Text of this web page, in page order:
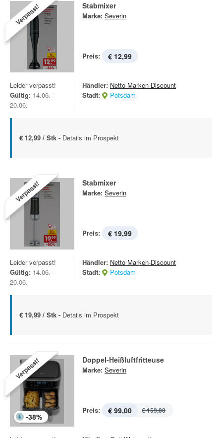
Verpasst! Stabmixer
Marke: Severin
Preis: € 12,99
Leider verpasst!
Gültig: 14.06. -
20.06.
Händler: Netto Marken-Discount
Stadt:
Potsdam
€ 12,99 / Stk - Details im Prospekt
Verpasst! Stabmixer
Marke: Severin
Preis: € 19,99
Leider verpasst!
Gültig: 14.06. -
20.06.
Händler: Netto Marken-Discount
Stadt:
Potsdam
€ 19,99 / Stk - Details im Prospekt
Verpasst!
-38%
Doppel-Heißluftfritteuse
Marke: Severin
Preis: € 99,00 € 159,00